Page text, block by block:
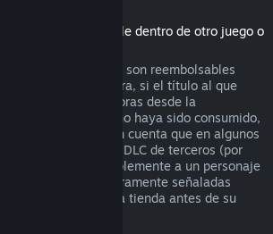
de Steam utilizable dentro de otro juego o
la tienda de Steam son reembolsables
después de su compra, si el título al que
menos de dos horas desde la
y siempre que este no haya sido consumido,
Por favor, ten en cuenta que en algunos
reembolsar ciertos DLC de terceros (por
de nivel irreversiblemente a un personaje
estarán claramente señaladas
en la página de la tienda antes de su